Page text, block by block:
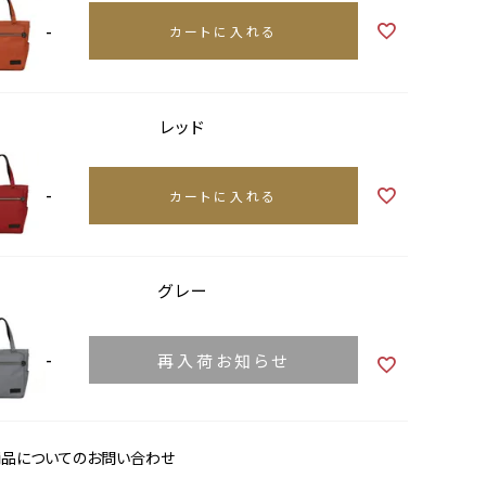
- カートに入れる
レッド
- カートに入れる
グレー
- 再入荷お知らせ
についてのお問い合わせ